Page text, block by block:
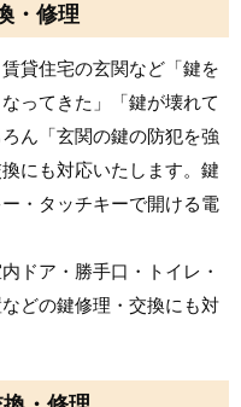
・修理
貸住宅の玄関など「鍵を
ってきた」「鍵が壊れて
ん「玄関の鍵の防犯を強
にも対応いたします。鍵
・タッチキーで開ける電
ドア・勝手口・トイレ・
どの鍵修理・交換にも対